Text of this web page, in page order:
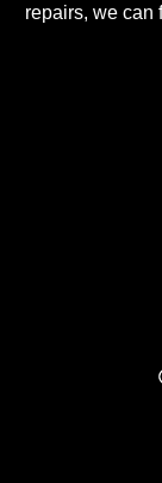
repairs, we can